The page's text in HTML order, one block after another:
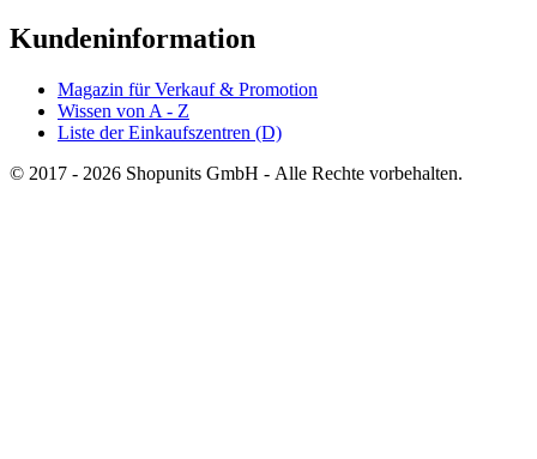
Kundeninformation
Magazin für Verkauf & Promotion
Wissen von A - Z
Liste der Einkaufszentren (D)
© 2017 - 2026 Shopunits GmbH - Alle Rechte vorbehalten.